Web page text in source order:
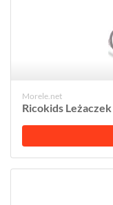
Morele.net
Ricokids